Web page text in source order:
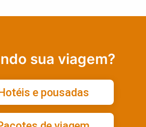
sua viagem?
e pousadas